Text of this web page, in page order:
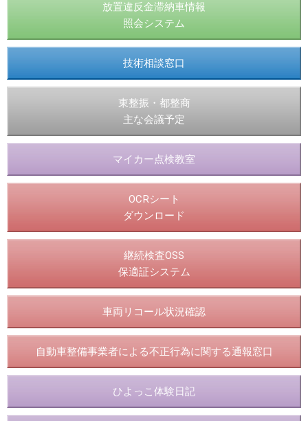
放置違反金滞納車情報
照会システム
技術相談窓口
東整振・都整商
主な会議予定
マイカー点検教室
OCRシート
ダウンロード
継続検査OSS
保適証システム
車両リコール状況確認
自動車整備事業者による不正行為に関する通報窓口
ひよっこ体験日記